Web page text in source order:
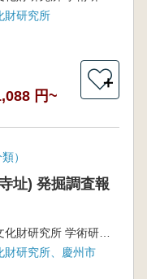
財研究所
円~
＋
）
址) 発掘調査報
国立慶州文化財研究所 学術研究叢書46
財研究所、慶州市